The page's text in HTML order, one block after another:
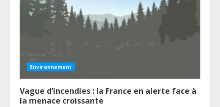
Environnement
Vague d’incendies : la France en alerte face à
la menace croissante